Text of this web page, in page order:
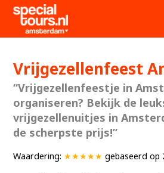
Vrijgezellenfeest
“Vrijgezellenfeestje in
organiseren? Bekijk de
vrijgezellenuitjes in
de scherpste prijs!”
Waardering: ★★★★★gebaseerd op